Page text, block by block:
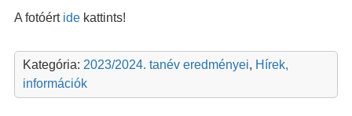
A fotóért idekattints!
Kategória: 2023/2024. tanév eredményei, Hírek,
információk